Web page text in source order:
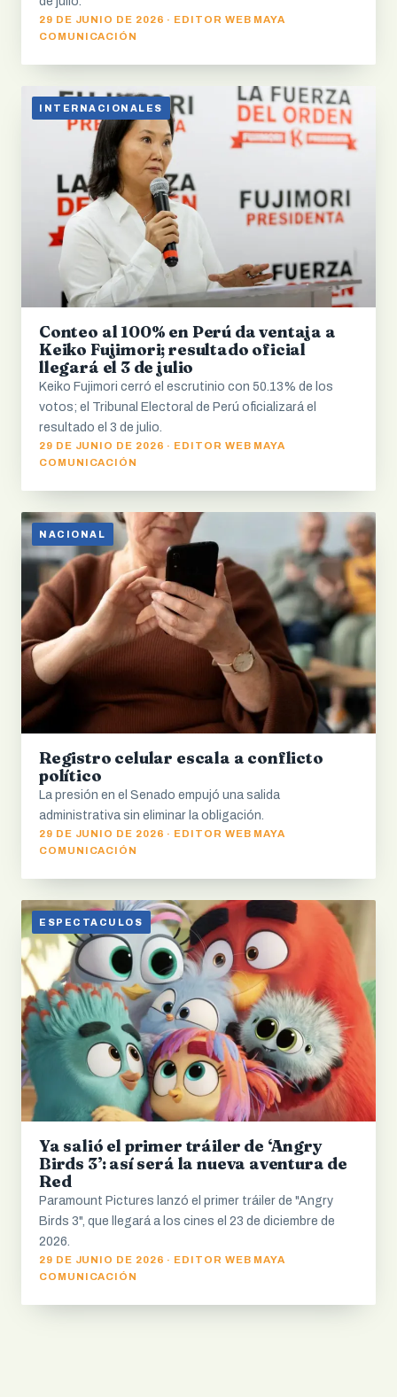
29 DE JUNIO DE 2026 · EDITOR WEB MAYA
COMUNICACIÓN
INTERNACIONALES
Conteo al 100% en Perú da ventaja a
Keiko Fujimori; resultado oficial
llegará el 3 de julio
Keiko Fujimori cerró el escrutinio con 50.13% de los
votos; el Tribunal Electoral de Perú oficializará el
resultado el 3 de julio.
29 DE JUNIO DE 2026 · EDITOR WEB MAYA
COMUNICACIÓN
NACIONAL
Registro celular escala a conflicto
político
La presión en el Senado empujó una salida
administrativa sin eliminar la obligación.
29 DE JUNIO DE 2026 · EDITOR WEB MAYA
COMUNICACIÓN
ESPECTACULOS
Ya salió el primer tráiler de ‘Angry
Birds 3’: así será la nueva aventura de
Red
Paramount Pictures lanzó el primer tráiler de "Angry
Birds 3", que llegará a los cines el 23 de diciembre de
2026.
29 DE JUNIO DE 2026 · EDITOR WEB MAYA
COMUNICACIÓN